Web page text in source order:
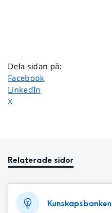
Dela sidan på:
Dela sidan på
Facebook
Dela sidan på
LinkedIn
Dela sidan på
X
Relaterade sidor
Kunskapsbanken